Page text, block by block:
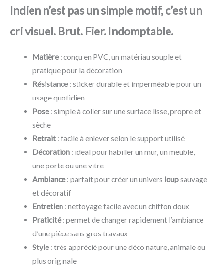
Indien n’est pas un simple motif, c’est un
cri visuel. Brut. Fier. Indomptable.
Matière: conçu en PVC, un matériau souple et
pratique pour la décoration
Résistance: sticker durable et imperméable pour un
usage quotidien
Pose: simple à coller sur une surface lisse, propre et
sèche
Retrait: facile à enlever selon le support utilisé
Décoration: idéal pour habiller un mur, un meuble,
une porte ou une vitre
Ambiance: parfait pour créer un univers loupsauvage
et décoratif
Entretien: nettoyage facile avec un chiffon doux
Praticité: permet de changer rapidement l’ambiance
d’une pièce sans gros travaux
Style: très apprécié pour une déco nature, animale ou
plus originale